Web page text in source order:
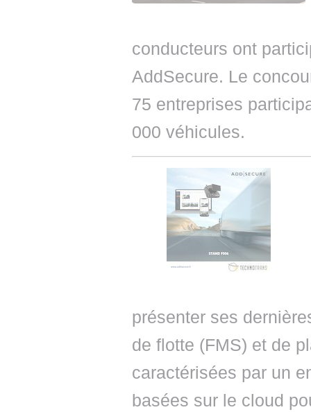
conducteurs ont
AddSecure. Le
75 entreprises
000 véhicules.
présenter ses
de flotte (FMS) et de
caractérisées par un
basées sur le cloud